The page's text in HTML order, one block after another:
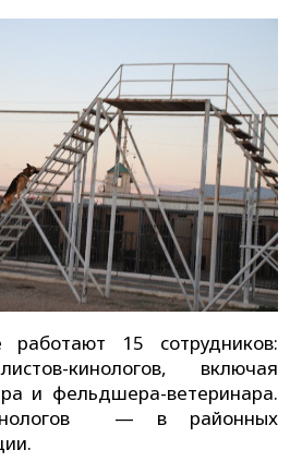
работают 15
сотрудников:
кинологов, включая
и фельдшера-ветеринара.
— в районных